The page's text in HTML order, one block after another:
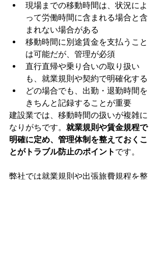
現場までの移動時間は、状況によ
って労働時間に含まれる場合と含
まれない場合がある
移動時間に別途賃金を支払うこと
は可能だが、管理が必須
直行直帰や乗り合いの取り扱い
も、就業規則や契約で明確化する
どの場合でも、出勤・退勤時間を
きちんと記録することが重要
建設業では、移動時間の扱いが複雑に
なりがちです。 就業規則や賃金規程で
明確に定め、管理体制を整えておくこ
とがトラブル防止のポイント です。
弊社では就業規則や出張旅費規程を整